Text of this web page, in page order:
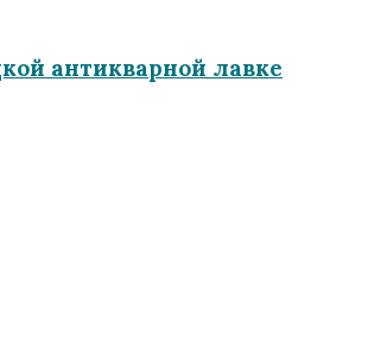
антикварной лавке